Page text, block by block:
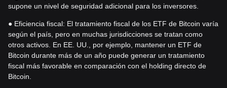
supone un nivel de seguridad adicional para los inversores.
● Eficiencia fiscal: El tratamiento fiscal de los ETF de Bitcoin varía
según el país, pero en muchas jurisdicciones se tratan como
otros activos. En EE. UU., por ejemplo, mantener un ETF de
Bitcoin durante más de un año puede generar un tratamiento
fiscal más favorable en comparación con el holding directo de
Bitcoin.